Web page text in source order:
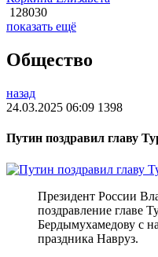
128030
показать ещё
Общество
назад
24.03.2025 06:09 1398
Путин поздравил главу
Президент России
поздравление главе
Бердымухамедову с
праздника Навруз.